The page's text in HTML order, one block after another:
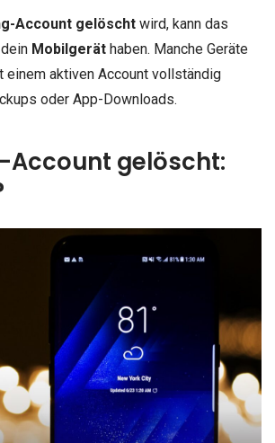
Account gelöscht wird, kann das
Mobilgerät haben. Manche Geräte
einem aktiven Account vollständig
oder App-Downloads.
Account gelöscht: